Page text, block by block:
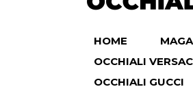
HOME
OCCHIALI
OCCHIALI GUCCI